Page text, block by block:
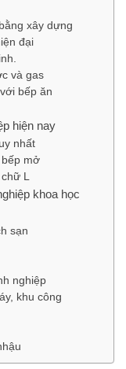
xây dựng
đại
và gas
bếp ăn
hiện nay
nhất
mở
L
khoa học
sạn
nghiệp
khu công